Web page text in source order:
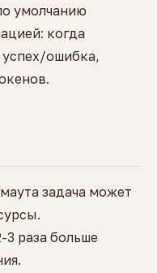
умолчанию
когда
успех/ошибка,
задача может
3 раза больше